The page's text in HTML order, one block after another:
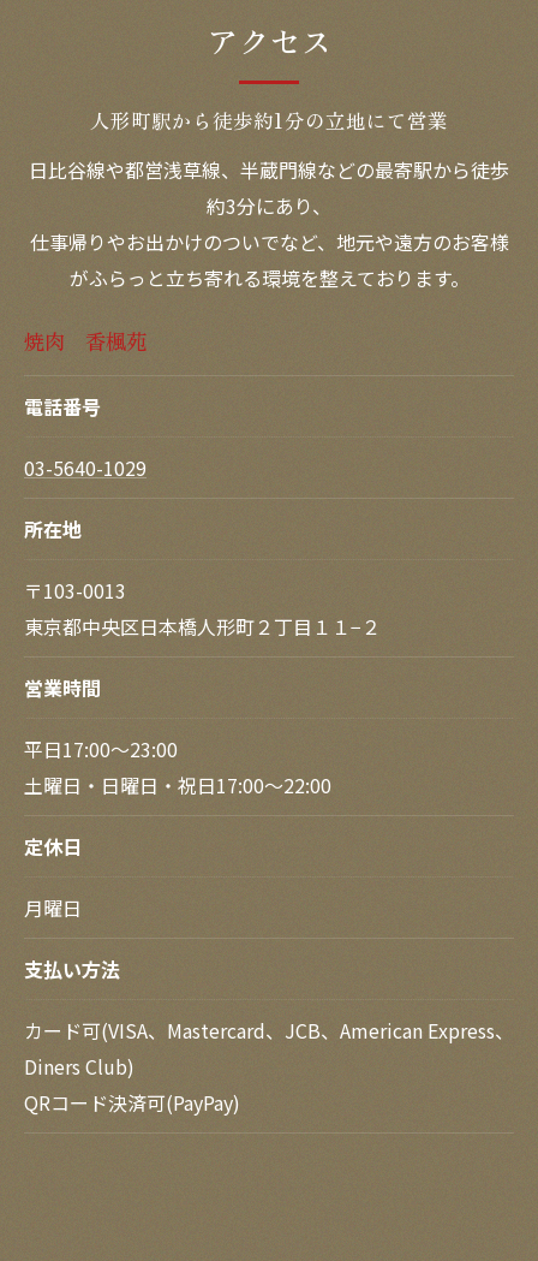
人形町駅から徒歩約1分の立地にて営業
アクセス
日比谷線や都営浅草線、半蔵門線などの最寄駅から徒歩
約3分にあり、
仕事帰りやお出かけのついでなど、地元や遠方のお客様
がふらっと立ち寄れる環境を整えております。
焼肉 香楓苑
電話番号
03-5640-1029
所在地
〒103-0013
東京都中央区日本橋人形町２丁目１１−２
営業時間
平日17:00～23:00
土曜日・日曜日・祝日17:00～22:00
定休日
月曜日
支払い方法
カード可(VISA、Mastercard、JCB、American Express、
Diners Club)
QRコード決済可(PayPay)